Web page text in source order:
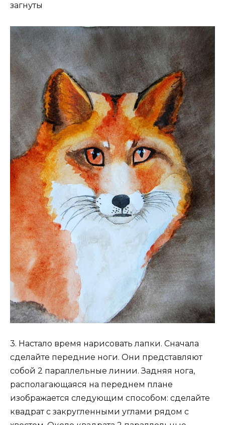
загнуты
3. Настало время нарисовать лапки. Сначала
сделайте передние ноги. Они представляют
собой 2 параллельные линии. Задняя нога,
располагающаяся на переднем плане
изображается следующим способом: сделайте
квадрат с закругленными углами рядом с